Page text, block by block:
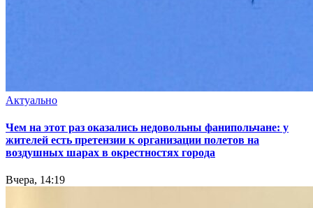
Актуально
Чем на этот раз оказались недовольны фанипольчане: у
жителей есть претензии к организации полетов на
воздушных шарах в окрестностях города
Вчера, 14:19